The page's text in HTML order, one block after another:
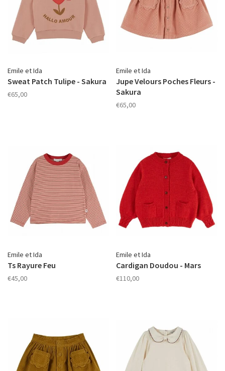
Emile et Ida
Sweat Patch Tulipe - Sakura
€65,00
Emile et Ida
Jupe Velours Poches Fleurs -
Sakura
€65,00
Emile et Ida
Ts Rayure Feu
€45,00
Emile et Ida
Cardigan Doudou - Mars
€110,00